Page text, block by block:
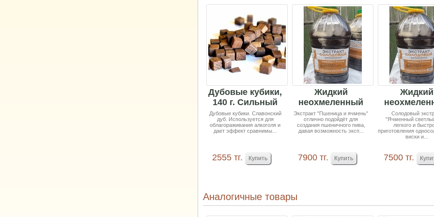
Дубовые кубики,
140 г. Сильный
обжиг.
Славонски...
Дубовые кубики. Славонский
дуб. Используется для
облагораживания алкоголя и
дает эффект сравнимы...
2555 тг.
Жидкий
неохмеленный
солодовый
экстракт
"Пшеница...
Экстракт "Пшеница и ячмень"
отлично подойдёт для
создания пшеничного пива,
давая возможность эксп...
7900 тг.
Жидкий
Солодовый
"Ячменный
легкого и
приготовления
виски и...
7500 тг.
Аналогичные товары